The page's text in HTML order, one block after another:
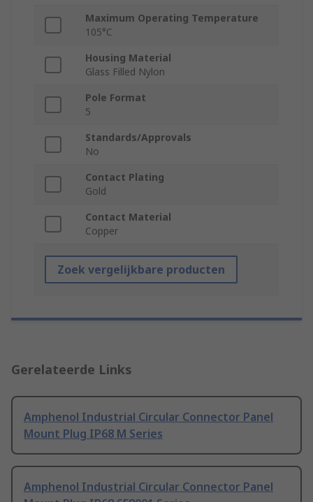
Maximum Operating Temperature
105°C
Housing Material
Glass Filled Nylon
Pole Format
5
Standards/Approvals
No
Contact Plating
Gold
Contact Material
Copper
Zoek vergelijkbare producten
Gerelateerde Links
Amphenol Industrial Circular Connector Panel
Mount Plug IP68 M Series
Amphenol Industrial Circular Connector Panel